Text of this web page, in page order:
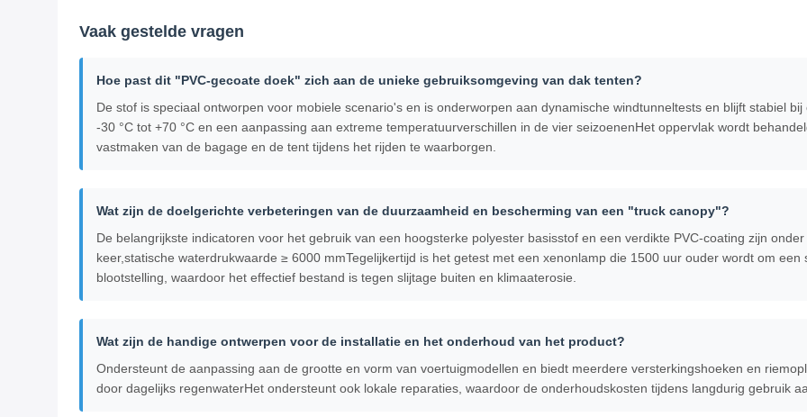
Vaak gestelde vragen
Hoe past dit "PVC-gecoate doek" zich aan de unieke gebruiksomgeving van dak tenten?
De stof is speciaal ontworpen voor mobiele scenario's en is onderworpen aan dynamische windtunneltests en blijft stabiel
-30 °C tot +70 °C en een aanpassing aan extreme temperatuurverschillen in de vier seizoenenHet oppervlak wordt
vastmaken van de bagage en de tent tijdens het rijden te waarborgen.
Wat zijn de doelgerichte verbeteringen van de duurzaamheid en bescherming van een "truck canopy"?
De belangrijkste indicatoren voor het gebruik van een hoogsterke polyester basisstof en een verdikte PVC-coating zijn
keer,statische waterdrukwaarde ≥ 6000 mmTegelijkertijd is het getest met een xenonlamp die 1500 uur ouder wordt om
blootstelling, waardoor het effectief bestand is tegen slijtage buiten en klimaaterosie.
Wat zijn de handige ontwerpen voor de installatie en het onderhoud van het product?
Ondersteunt de aanpassing aan de grootte en vorm van voertuigmodellen en biedt meerdere versterkingshoeken en
door dagelijks regenwaterHet ondersteunt ook lokale reparaties, waardoor de onderhoudskosten tijdens langdurig gebruik